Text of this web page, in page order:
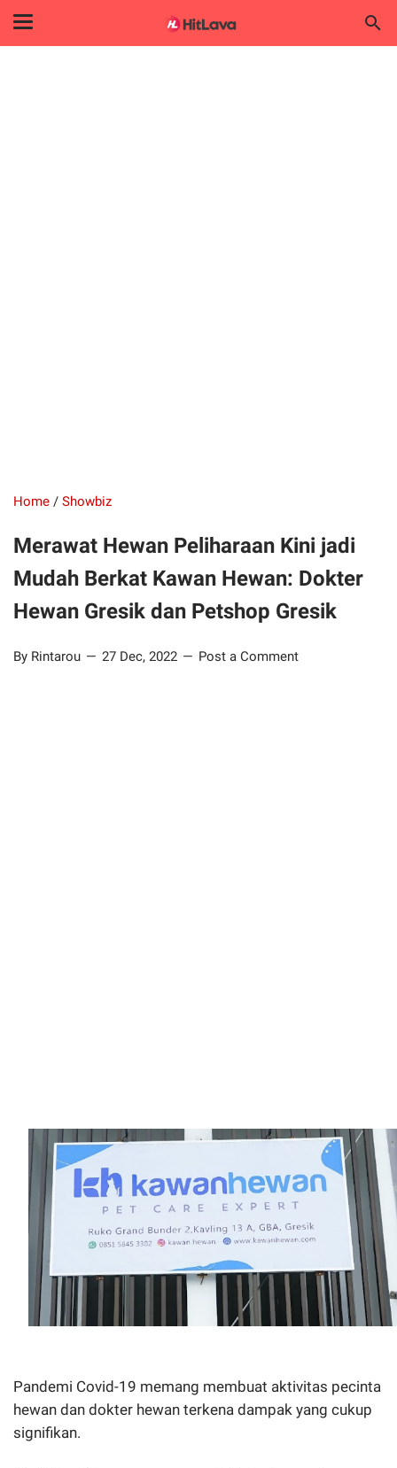
Home / Showbiz
Merawat Hewan Peliharaan Kini jadi
Mudah Berkat Kawan Hewan: Dokter
Hewan Gresik dan Petshop Gresik
By Rintarou 27 Dec, 2022 Post a Comment
Pandemi Covid-19 memang membuat aktivitas pecinta
hewan dan dokter hewan terkena dampak yang cukup
signifikan.